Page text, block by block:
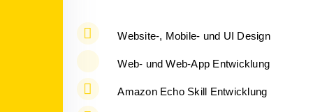
Website-, Mobile- und UI Design
Web- und Web-App Entwicklung
Amazon Echo Skill Entwicklung